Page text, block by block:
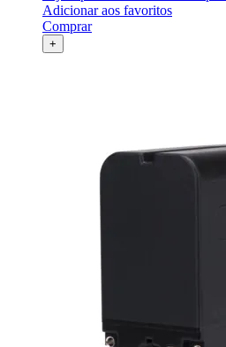
Adicionar aos favoritos
Comprar
+